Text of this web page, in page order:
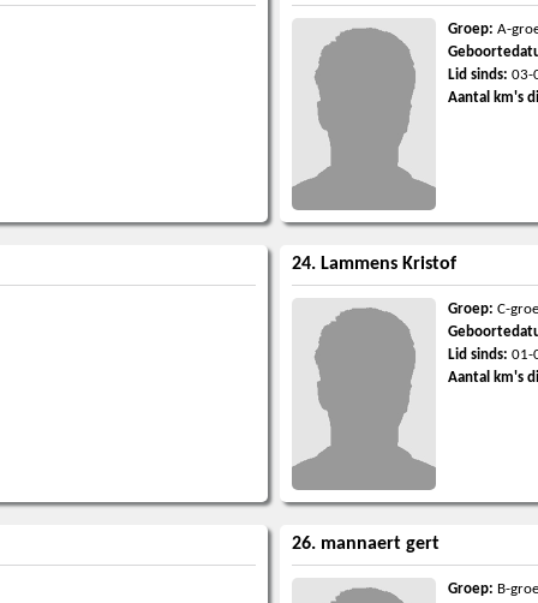
Groep: A-
Lid sinds: 03-
Aantal km's
24. Lammens Kristof
Groep: C-
Lid sinds: 01-
Aantal km's
26. mannaert gert
Groep: B-